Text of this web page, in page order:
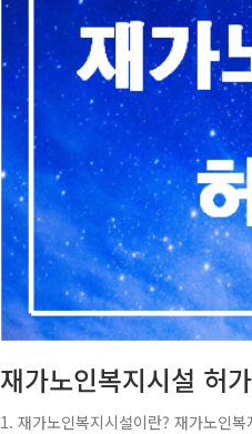
재가노인복지시설 허
1. 재가노인복지시설이란? 재가노인